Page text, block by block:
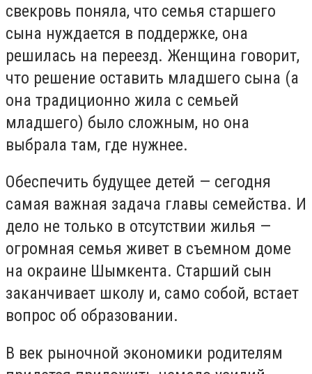
свекровь поняла, что семья старшего
сына нуждается в поддержке, она
решилась на переезд. Женщина говорит,
что решение оставить младшего сына (а
она традиционно жила с семьей
младшего) было сложным, но она
выбрала там, где нужнее.
Обеспечить будущее детей — сегодня
самая важная задача главы семейства. И
дело не только в отсутствии жилья —
огромная семья живет в съемном доме
на окраине Шымкента. Старший сын
заканчивает школу и, само собой, встает
вопрос об образовании.
В век рыночной экономики родителям